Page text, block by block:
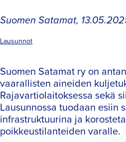
Suomen Satamat,
Lausunnot
Suomen Satamat ry on
vaarallisten aineiden
Rajavartiolaitoksessa sekä
Lausunnossa tuodaan esiin
infrastruktuurina ja
poikkeustilanteiden varalle.